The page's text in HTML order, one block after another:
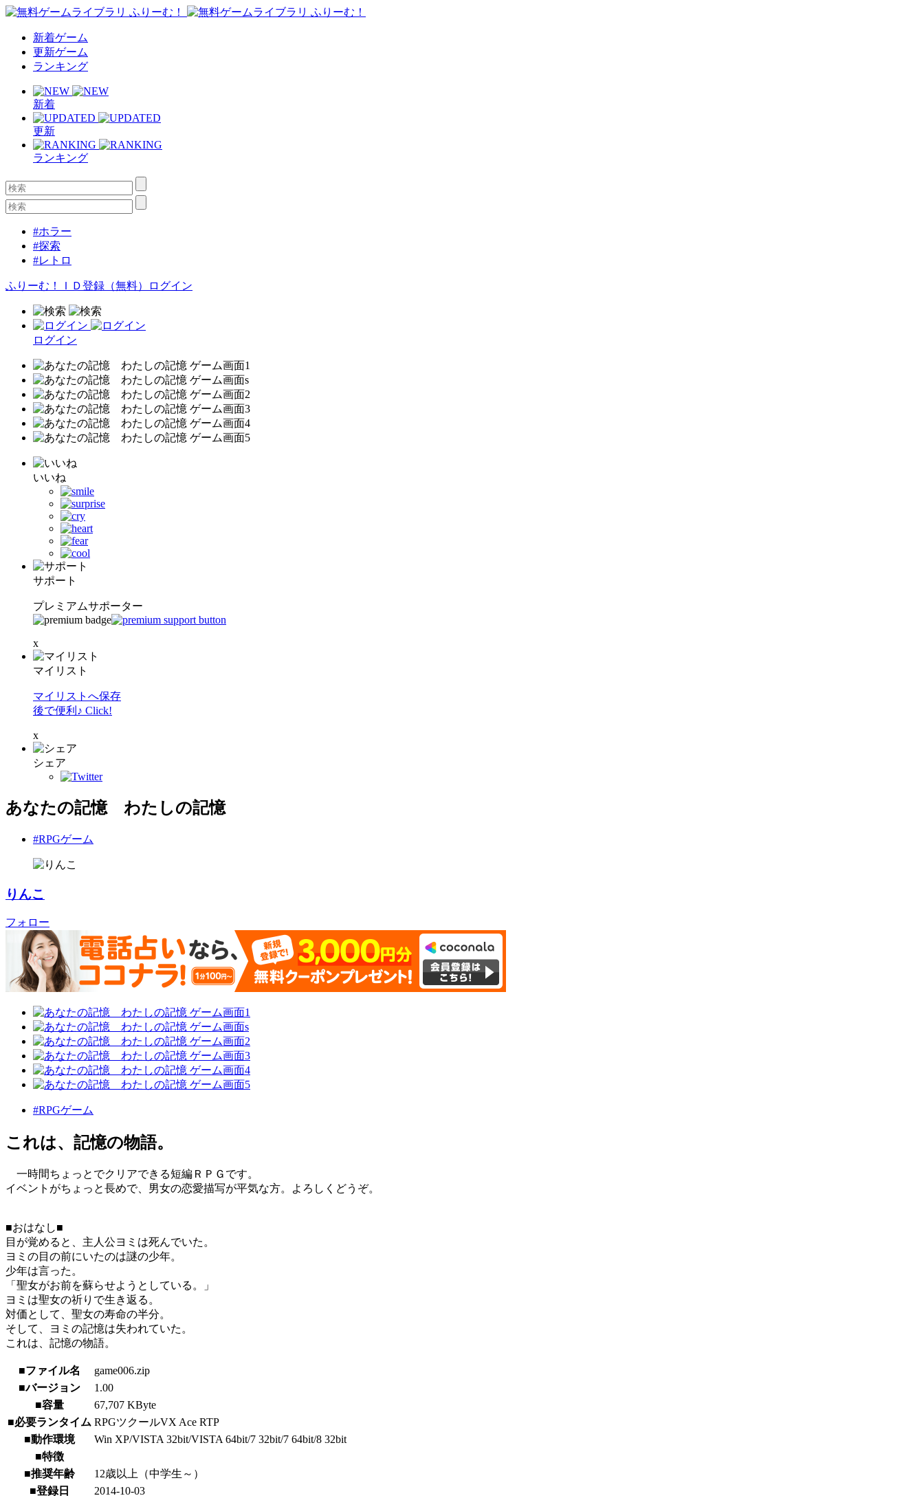
新着ゲーム
更新ゲーム
ランキング
新着
更新
ランキング
#ホラー
#探索
#レトロ
ふりーむ！ＩＤ登録（無料） ログイン
ログイン
いいね
サポート
プレミアムサポーター
x
マイリスト
マイリストへ保存
後で便利♪ Click!
x
シェア
あなたの記憶 わたしの記憶
#RPGゲーム
りんこ
フォロー
#RPGゲーム
これは、記憶の物語。
一時間ちょっとでクリアできる短編ＲＰＧです。
イベントがちょっと長めで、男女の恋愛描写が平気な方。よろしくどうぞ。
■おはなし■
目が覚めると、主人公ヨミは死んでいた。
ヨミの目の前にいたのは謎の少年。
少年は言った。
「聖女がお前を蘇らせようとしている。」
ヨミは聖女の祈りで生き返る。
対価として、聖女の寿命の半分。
そして、ヨミの記憶は失われていた。
これは、記憶の物語。
■ファイル名
game006.zip
■バージョン
1.00
■容量
67,707 KByte
■必要ランタイム RPGツクールVX Ace RTP
■動作環境
Win XP/VISTA 32bit/VISTA 64bit/7 32bit/7 64bit/8 32bit
■特徴
■推奨年齢
12歳以上（中学生～）
■登録日
2014-10-03